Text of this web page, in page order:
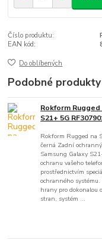
Číslo produktu:
EAN kód:
Do oblíbených
Podobné produkty
Rokform Rugged
S21+ 5G
Rokform Rugged na
černá Zadní
Samsung Galaxy
ochranu vašeho
prostřednictvím
ochranného
hrany pro dokonalou
stran, systém ...